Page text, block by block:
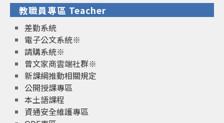
教職員專區 Teacher
差勤系統
電子公文系統※
請購系統※
曾文家商雲端社群※
新課綱推動相關規定
公開授課專區
本土語課程
資通安全維護專區